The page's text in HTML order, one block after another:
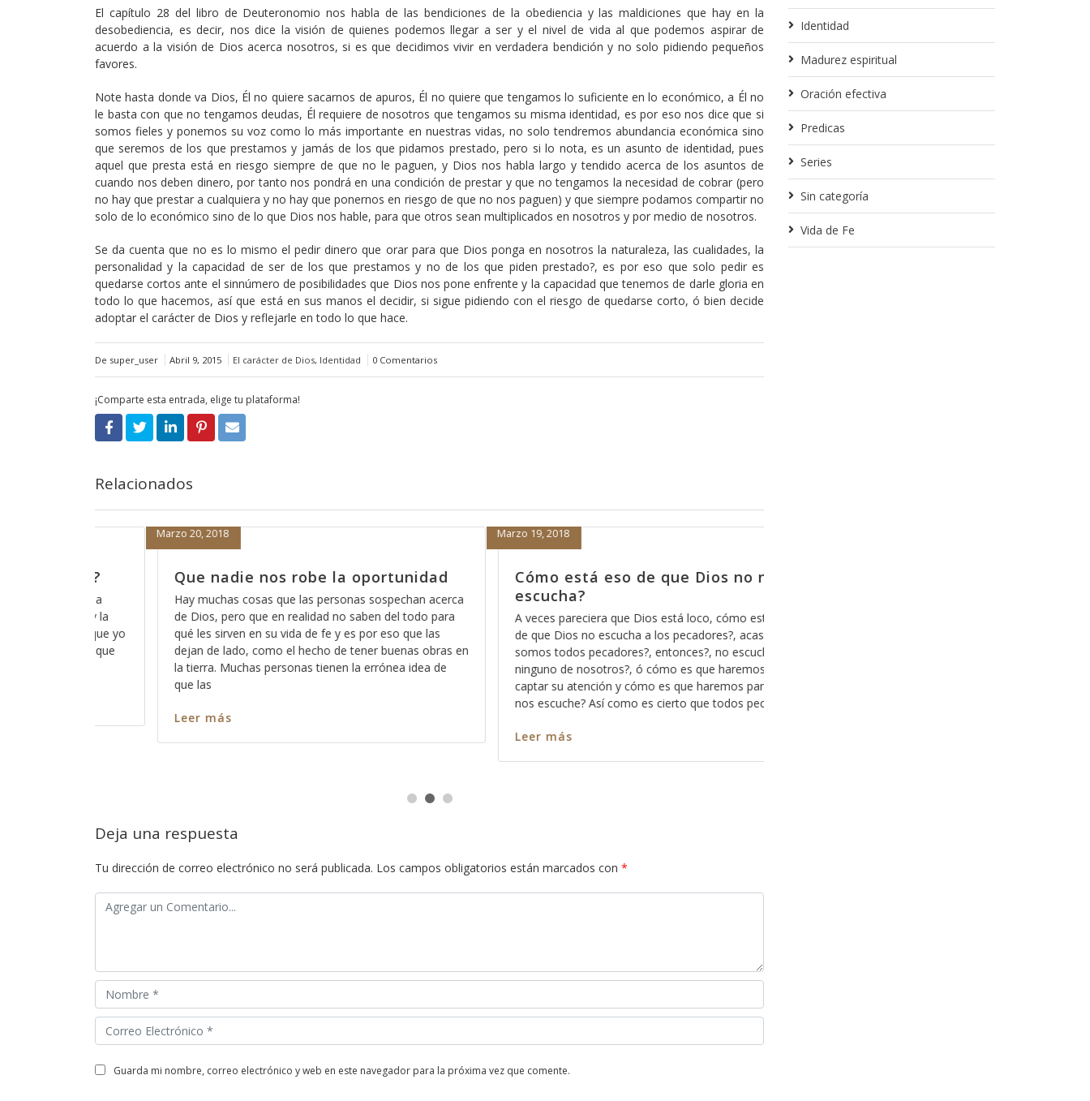
El capítulo 28 del libro de Deuteronomio nos habla de las bendiciones de la obediencia y las maldiciones que hay en la
desobediencia, es decir, nos dice la visión de quienes podemos llegar a ser y el nivel de vida al que podemos aspirar de
acuerdo a la visión de Dios acerca nosotros, si es que decidimos vivir en verdadera bendición y no solo pidiendo pequeños
favores.
Note hasta donde va Dios, Él no quiere sacarnos de apuros, Él no quiere que tengamos lo suficiente en lo económico, a Él no
le basta con que no tengamos deudas, Él requiere de nosotros que tengamos su misma identidad, es por eso nos dice que si
somos fieles y ponemos su voz como lo más importante en nuestras vidas, no solo tendremos abundancia económica sino
que seremos de los que prestamos y jamás de los que pidamos prestado, pero si lo nota, es un asunto de identidad, pues
aquel que presta está en riesgo siempre de que no le paguen, y Dios nos habla largo y tendido acerca de los asuntos de
cuando nos deben dinero, por tanto nos pondrá en una condición de prestar y que no tengamos la necesidad de cobrar (pero
no hay que prestar a cualquiera y no hay que ponernos en riesgo de que no nos paguen) y que siempre podamos compartir no
solo de lo económico sino de lo que Dios nos hable, para que otros sean multiplicados en nosotros y por medio de nosotros.
Se da cuenta que no es lo mismo el pedir dinero que orar para que Dios ponga en nosotros la naturaleza, las cualidades, la
personalidad y la capacidad de ser de los que prestamos y no de los que piden prestado?, es por eso que solo pedir es
quedarse cortos ante el sinnúmero de posibilidades que Dios nos pone enfrente y la capacidad que tenemos de darle gloria en
todo lo que hacemos, así que está en sus manos el decidir, si sigue pidiendo con el riesgo de quedarse corto, ó bien decide
adoptar el carácter de Dios y reflejarle en todo lo que hace.
De super_user Abril 9, 2015 El carácter de Dios, Identidad 0 Comentarios
¡Comparte esta entrada, elige tu plataforma!
Relacionados
sospechan acerca
del todo para
buenas obras en
Cómo está eso de que Dios no nos
escucha?
Marzo 19, 2018
A veces pareciera que Dios está loco, cómo está eso
de que Dios no escucha a los pecadores?, acaso no
somos todos pecadores?, entonces?, no escucha a
ninguno de nosotros?, ó cómo es que haremos para
captar su atención y cómo es que haremos para que
Porque nada más orar pa’dentro no
nos sirve
Febrero 15, 2018
Hace días que reflexiono acerca de la revelación de
Dios pues ese método que Dios usa para mostrarnos
los significados no ocultos sino profundos de la
palabra, entre más nos vamos familiarizando con ella,
más profundo nos permite Dios ver en cada versículo y
en cada pasaja y más claro nos queda cada mensaje y
Leer más
Deja una respuesta
Tu dirección de correo electrónico no será publicada. Los campos obligatorios están marcados con *
guarda mi nombre, correo electrónico y web en este navegador para la próxima vez que comente.
Identidad
Madurez espiritual
Oración efectiva
Predicas
Series
Sin categoría
Vida de Fe